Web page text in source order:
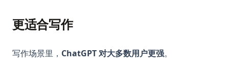
更适合写作
写作场景里， ChatGPT 对大多数用户更强。